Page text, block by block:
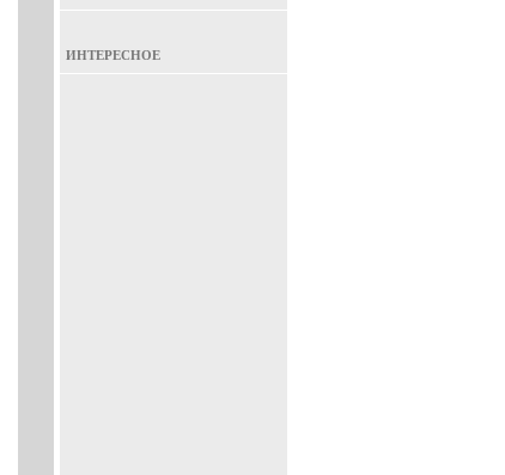
ИНТЕРЕСНОЕ